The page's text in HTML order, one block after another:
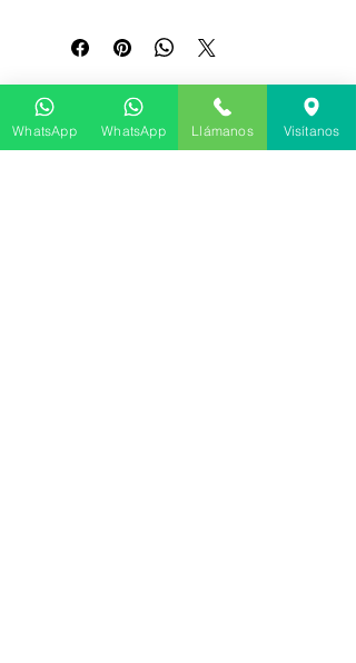
No hay reseñas todavía
Comparte tu opinión. Deja la primera
reseña.
WhatsApp WhatsApp Llámanos Visítanos